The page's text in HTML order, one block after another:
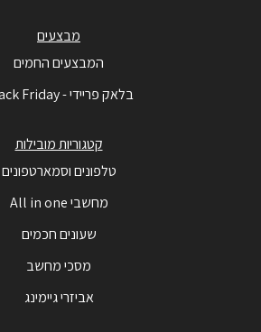
מבצעים
המבצעים החמים
בלאק פריידי - Black Friday
קטגוריות מובילות
טלפונים וסמארטפונים
מחשבי All in one
שעונים חכמים
מסכי מחשב
אביזרי גיימינג